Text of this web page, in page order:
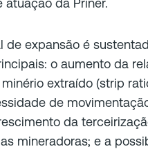
atuação da Priner.
de expansão é
o aumento da
extraído (strip
de
da
mineradoras; e a